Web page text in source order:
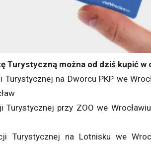
Turystyczną można od dziś kupić
Turystycznej na Dworcu PKP we
Turystycznej przy ZOO we
Turystycznej na Lotnisku we